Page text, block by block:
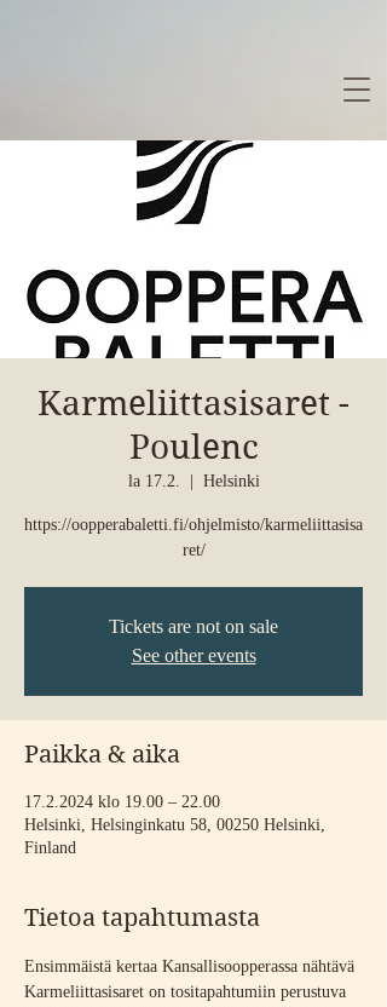
Karmeliittasisaret -
Poulenc
la 17.2. Helsinki
https://oopperabaletti.fi/ohjelmisto/karmeliittasisa
ret/
Tickets are not on sale
See other events
Paikka & aika
17.2.2024 klo 19.00 – 22.00
Helsinki, Helsinginkatu 58, 00250 Helsinki,
Finland
Tietoa tapahtumasta
Ensimmäistä kertaa Kansallisoopperassa nähtävä
Karmeliittasisaret on tositapahtumiin perustuva